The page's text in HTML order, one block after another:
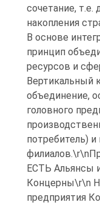
сочетание,
накопления
В основе
принцип
ресурсов и
Вертикальный
объединение,
головного
потребитель)
ЕСТЬ Альянсы
Концерны\r\n
предприятия